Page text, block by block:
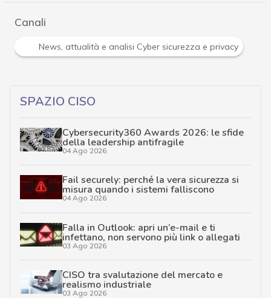
Canali
e analisi Cyber sicurezza e privacy R Ransomware
SPAZIO CISO
Cybersecurity360 Awards 2026: le sfide
della leadership antifragile
04 Ago 2026
Fail securely: perché la vera sicurezza si
misura quando i sistemi falliscono
04 Ago 2026
Falla in Outlook: apri un’e-mail e ti
infettano, non servono più link o allegati
03 Ago 2026
CISO tra svalutazione del mercato e
realismo industriale
03 Ago 2026